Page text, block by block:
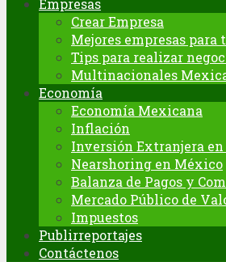
Empresas
Crear Empresa
Mejores empresas para
Tips para realizar
Multinacionales
Economía
Economía Mexicana
Inflación
Inversión Extranjera
Nearshoring en México
Balanza de Pagos y
Mercado Público de
Impuestos
Publirreportajes
Contáctenos